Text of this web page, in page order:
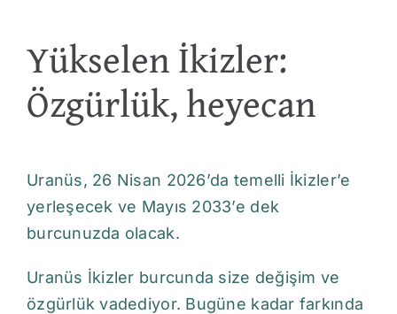
Yükselen İkizler:
Özgürlük, heyecan
Uranüs, 26 Nisan 2026’da temelli İkizler’e
yerleşecek ve Mayıs 2033’e dek
burcunuzda olacak.
Uranüs İkizler burcunda size değişim ve
özgürlük vadediyor. Bugüne kadar farkında